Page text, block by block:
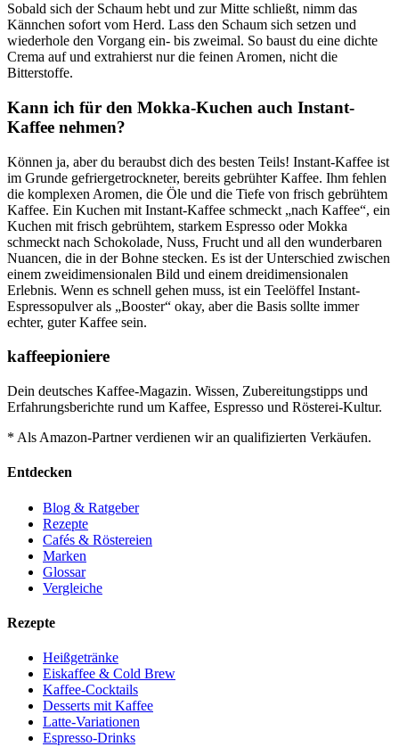
Sobald sich der Schaum hebt und zur Mitte schließt, nimm das
Kännchen sofort vom Herd. Lass den Schaum sich setzen und
wiederhole den Vorgang ein- bis zweimal. So baust du eine dichte
Crema auf und extrahierst nur die feinen Aromen, nicht die
Bitterstoffe.
Kann ich für den Mokka-Kuchen auch Instant-
Kaffee nehmen?
Können ja, aber du beraubst dich des besten Teils! Instant-Kaffee ist
im Grunde gefriergetrockneter, bereits gebrühter Kaffee. Ihm fehlen
die komplexen Aromen, die Öle und die Tiefe von frisch gebrühtem
Kaffee. Ein Kuchen mit Instant-Kaffee schmeckt „nach Kaffee“, ein
Kuchen mit frisch gebrühtem, starkem Espresso oder Mokka
schmeckt nach Schokolade, Nuss, Frucht und all den wunderbaren
Nuancen, die in der Bohne stecken. Es ist der Unterschied zwischen
einem zweidimensionalen Bild und einem dreidimensionalen
Erlebnis. Wenn es schnell gehen muss, ist ein Teelöffel Instant-
Espressopulver als „Booster“ okay, aber die Basis sollte immer
echter, guter Kaffee sein.
kaffeepioniere
Dein deutsches Kaffee-Magazin. Wissen, Zubereitungstipps und
Erfahrungsberichte rund um Kaffee, Espresso und Rösterei-Kultur.
* Als Amazon-Partner verdienen wir an qualifizierten Verkäufen.
Entdecken
Blog & Ratgeber
Rezepte
Cafés & Röstereien
Marken
Glossar
Vergleiche
Rezepte
Heißgetränke
Eiskaffee & Cold Brew
Kaffee-Cocktails
Desserts mit Kaffee
Latte-Variationen
Espresso-Drinks